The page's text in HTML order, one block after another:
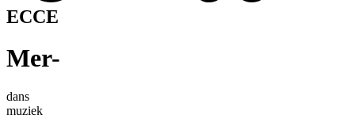
ECCE
Mer-
dans
muziek